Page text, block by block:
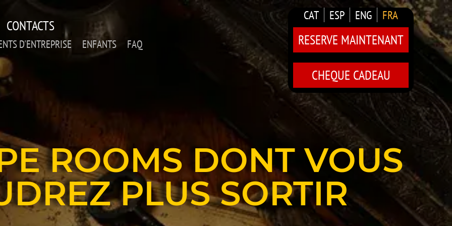
CONTACTS
D'ENTREPRISE ENFANTS FAQ
CAT ESP ENG FRA
RESERVE MAINTENANT
CHEQUE CADEAU
ROOMS DONT VOUS
PLUS SORTIR